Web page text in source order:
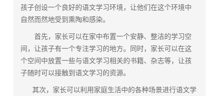
孩子创设一个良好的语文学习环境，让他们在这个环境中
自然而然地受到熏陶和感染。
首先，家长可以在家中布置一个安静、整洁的学习空
间，让孩子有一个专注学习的地方。同时，家长可以在这
个空间中放置一些与语文学习相关的书籍、杂志等，让孩
子随时可以接触到语文学习的资源。
其次，家长可以利用家庭生活中的各种场景进行语文学